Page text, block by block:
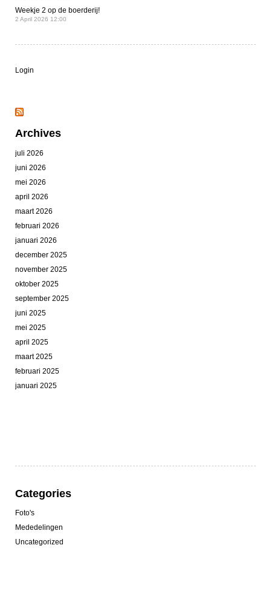
Weekje 2 op de boerderij!
2 April 2026 12:00
Login
Archives
juli 2026
juni 2026
mei 2026
april 2026
maart 2026
februari 2026
januari 2026
december 2025
november 2025
oktober 2025
september 2025
juni 2025
mei 2025
april 2025
maart 2025
februari 2025
januari 2025
Categories
Foto's
Mededelingen
Uncategorized